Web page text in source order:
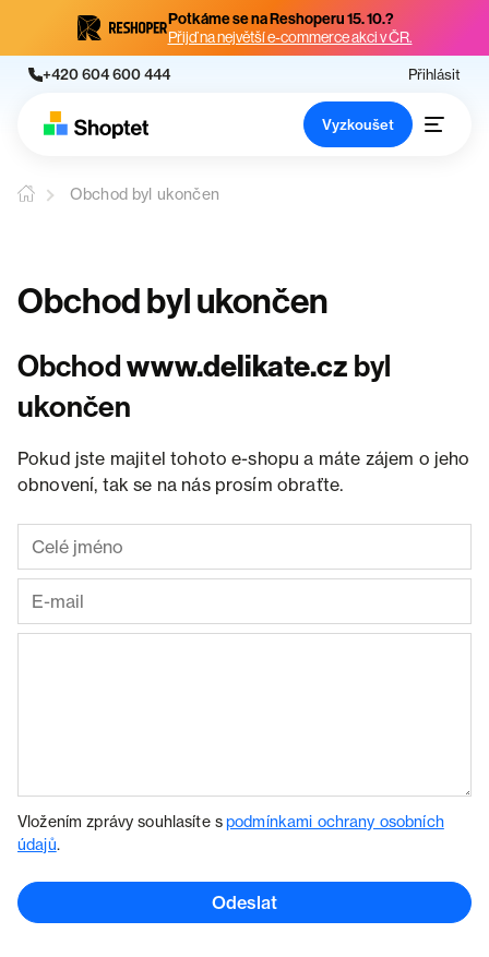
Potkáme se na Reshoperu 15. 10.?
Přijď na největší e-commerce akci v ČR.
+420 604 600 444 Přihlásit
Vyzkoušet
Obchod byl ukončen
Obchod byl ukončen
Obchodwww.delikate.cz byl
ukončen
Pokud jste majitel tohoto e-shopu a máte zájem o jeho
obnovení, tak se na nás prosím obraťte.
Vložením zprávy souhlasíte spodmínkami ochrany osobních
údajů.
Odeslat